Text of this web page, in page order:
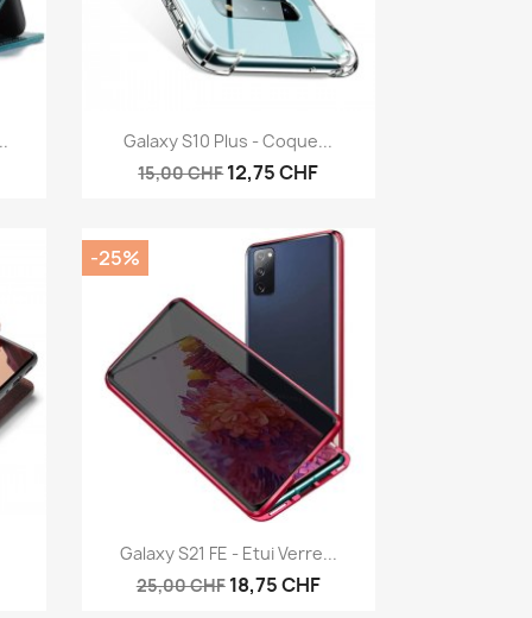
Aperçu rapide
Galaxy S10 Plus - Coque...
15,00 CHF12,75 CHF
Aperçu rapide
Galaxy S21 FE - Etui Verre...
25,00 CHF 18,75 CHF
-25%